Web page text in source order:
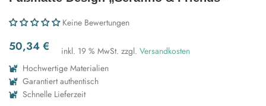
Keine Bewertungen
50,34€ inkl. 19 % MwSt. zzgl. Versandkosten
Hochwertige Materialien
Garantiert authentisch
Schnelle Lieferzeit